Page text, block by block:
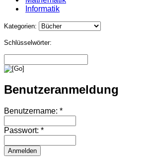
Informatik
Kategorien:
Schlüsselwörter:
Benutzeranmeldung
Benutzername: *
Passwort: *